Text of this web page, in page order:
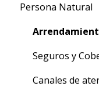
Persona Natural
Seguros y
Canales de